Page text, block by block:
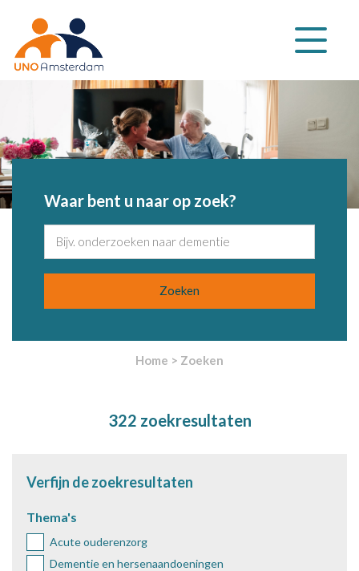
Klap
navigatie
Waar bent u naar op zoek?
Home > Zoeken
322 zoekresultaten
Verfijn de zoekresultaten
Thema's
Acute ouderenzorg
Dementie en hersenaandoeningen